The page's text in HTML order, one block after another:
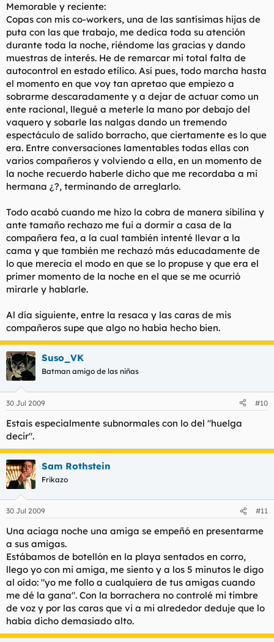
sugiere jugar a la botella, cosa a la cual me negué, puesto que
eramos 4 tíos y 3 tías y yo me había enrollado con 2 de ellas.
Con lo cual siempre iba a salir perdiendo...
Y tanto que salí perdiendo, como que encima de ver como los
otros sobaban a mis amigüitas se acabaron pispando de mi
juego a dos bandas y no veas que marronazo después...
Memorable y reciente:
Copas con mis co-workers, una de las santísimas hijas de
puta con las que trabajo, me dedica toda su atención
durante toda la noche, riéndome las gracias y dando
muestras de interés. He de remarcar mi total falta de
autocontrol en estado etílico. Así pues, todo marcha hasta
el momento en que voy tan apretao que empiezo a
sobrarme descaradamente y a dejar de actuar como un
ente racional, llegué a meterle la mano por debajo del
vaquero y sobarle las nalgas dando un tremendo
espectáculo de salido borracho, que ciertamente es lo que
era. Entre conversaciones lamentables todas ellas con
varios compañeros y volviendo a ella, en un momento de
la noche recuerdo haberle dicho que me recordaba a mi
hermana ¿?, terminando de arreglarlo.
Todo acabó cuando me hizo la cobra de manera sibilina y
ante tamaño rechazo me fui a dormir a casa de la
compañera fea, a la cual también intenté llevar a la
cama y que también me rechazó más educadamente de
lo que merecía el modo en que se lo propuse y que era el
primer momento de la noche en el que se me ocurrió
mirarle y hablarle.
Al día siguiente, entre la resaca y las caras de mis
compañeros supe que algo no había hecho bien.
Suso_VK
Batman amigo de las niñas
30 Jul 2009 #10
Estais especialmente subnormales con lo del "huelga
decir".
Sam Rothstein
Frikazo
30 Jul 2009 #11
Una aciaga noche una amiga se empeñó en presentarme
a sus amigas.
Estábamos de botellón en la playa sentados en corro,
llego yo con mi amiga, me siento y a los 5 minutos le digo
al oído: "yo me follo a cualquiera de tus amigas cuando
me dé la gana". Con la borrachera no controlé mi timbre
de voz y por las caras que vi a mi alrededor deduje que lo
había dicho demasiado alto.